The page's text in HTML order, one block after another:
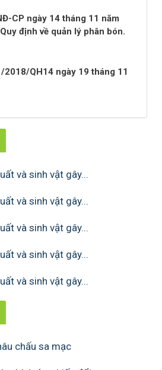
CP ngày 14 tháng 11 năm
định về quản lý phân bón.
2018/QH14 ngày 19 tháng 11
và sinh vật gây...
và sinh vật gây...
và sinh vật gây...
và sinh vật gây...
và sinh vật gây...
chấu sa mạc